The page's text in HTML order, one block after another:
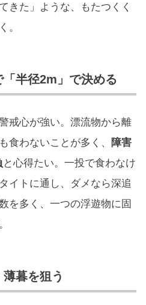
きた」ような、もたつくく
。
半径2m」で決める
戒心が強い。漂流物から離
食わないことが多く、
障害
と心得たい。一投で食わなけ
イトに通し、ダメなら深追
を多く、一つの浮遊物に固
暮を狙う